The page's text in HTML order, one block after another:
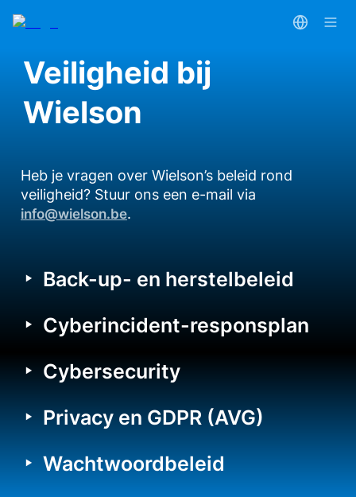
Veiligheid bij
Wielson
Heb je vragen over Wielson’s beleid rond
info@wielson.be.
‣ Back-up- en herstelbeleid
‣ Cyberincident-responsplan
‣ Cybersecurity
‣ Privacy en GDPR (AVG)
‣ Wachtwoordbeleid